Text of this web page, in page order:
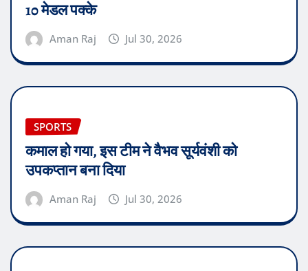
10 मेडल पक्के
Aman Raj Jul 30, 2026
SPORTS
कमाल हो गया, इस टीम ने वैभव सूर्यवंशी को
उपकप्तान बना दिया
Aman Raj Jul 30, 2026